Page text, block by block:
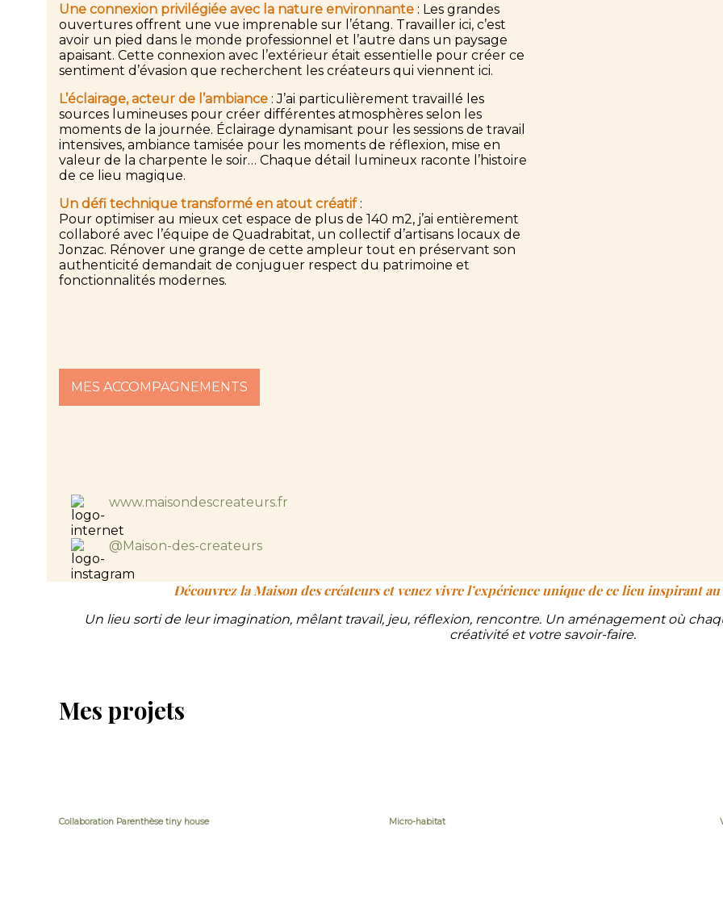
Une connexion privilégiée avec la nature environnante : Les grandes
ouvertures offrent une vue imprenable sur l’étang. Travailler ici, c’est
avoir un pied dans le monde professionnel et l’autre dans un paysage
apaisant. Cette connexion avec l’extérieur était essentielle pour créer ce
sentiment d’évasion que recherchent les créateurs qui viennent ici.
L’éclairage, acteur de l’ambiance : J’ai particulièrement travaillé les
sources lumineuses pour créer différentes atmosphères selon les
moments de la journée. Éclairage dynamisant pour les sessions de travail
intensives, ambiance tamisée pour les moments de réflexion, mise en
valeur de la charpente le soir… Chaque détail lumineux raconte l’histoire
de ce lieu magique.
Un défi technique transformé en atout créatif:
Pour optimiser au mieux cet espace de plus de 140 m2, j’ai entièrement
collaboré avec l’équipe de Quadrabitat, un collectif d’artisans locaux de
Jonzac. Rénover une grange de cette ampleur tout en préservant son
authenticité demandait de conjuguer respect du patrimoine et
fonctionnalités modernes.
MES ACCOMPAGNEMENTS
www.maisondescreateurs.fr
@Maison-des-createurs
Découvrez la Maison des créateurs et venez vivre l’expérience unique de ce lieu inspirant
Un lieu sorti de leur imagination, mêlant travail, jeu, réflexion, rencontre. Un aménagement où
créativité et votre savoir-faire.
Mes projets
Collaboration Parenthèse tiny house Micro-habitat